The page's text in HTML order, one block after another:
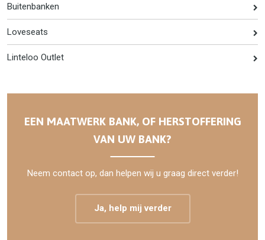
Buitenbanken
Loveseats
Linteloo Outlet
EEN MAATWERK BANK, OF HERSTOFFERING
VAN UW BANK?
Neem contact op, dan helpen wij u graag direct verder!
Ja, help mij verder